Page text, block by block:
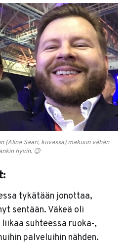
(Alina Saari, kuvassa) makuun vähän
hyvin. 😉
tykätään jonottaa,
sentään. Väkeä oli
suhteessa ruoka-,
palveluihin nähden.